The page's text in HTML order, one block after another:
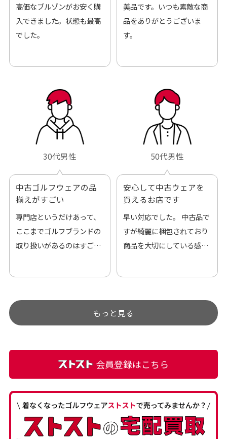
高価なブルゾンがお安く購
入できました。状態も最高
でした。
美品です。いつも素敵な商
品をありがとうございま
す。
30代男性
中古ゴルフウェアの品
揃えがすごい
専門店というだけあって、
ここまでゴルフブランドの
取り扱いがあるのはすご
す。
50代男性
安心して中古ウェアを
買えるお店です
早い対応でした。 中古品で
すが綺麗に梱包されており
商品を大切にしている感が
うぐらい目立つことなく綺
麗な商品でお安く購入でき
もっと見る
会員登録はこちら